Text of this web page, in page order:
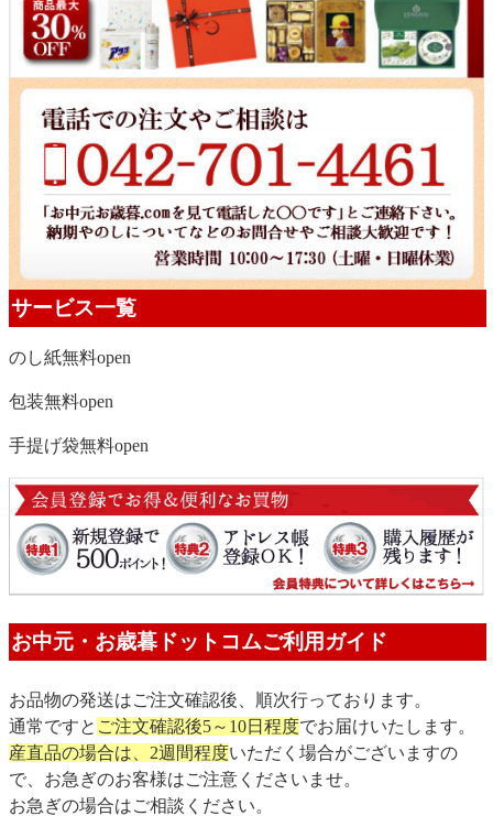
サービス一覧
のし紙無料open
包装無料open
手提げ袋無料open
お中元・お歳暮ドットコムご利用ガイド
お品物の発送はご注文確認後、順次行っております。
通常ですと ご注文確認後5～10日程度でお届けいたします。
産直品の場合は、2週間程度いただく場合がございますの
で、お急ぎのお客様はご注意くださいませ。
お急ぎの場合はご相談ください。